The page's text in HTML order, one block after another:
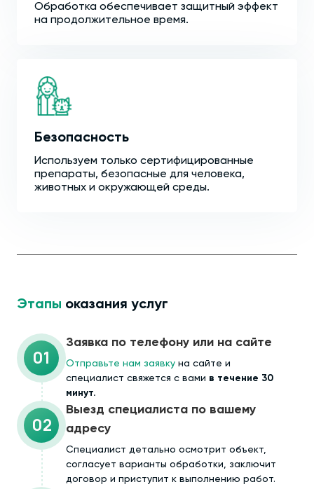
Обработка обеспечивает защитный эффект
на продолжительное время.
Безопасность
Используем только сертифицированные
препараты, безопасные для человека,
животных и окружающей среды.
Этапы оказания услуг
01
Заявка по телефону или на сайте
Отправьте нам заявку на сайте и
специалист свяжется с вами в течение 30
минут.
02
Выезд специалиста по вашему
адресу
Cпециалист детально осмотрит объект,
согласует варианты обработки, заключит
договор и приступит к выполнению работ.